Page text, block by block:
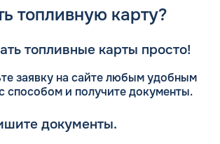
топливную карту?
топливные карты просто!
заявку на сайте любым удобным
способом и получите документы.
документы.